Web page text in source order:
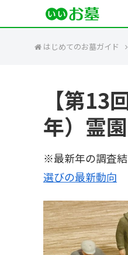
はじめてのお墓ガイド
【第
年）霊
※最新年の調査結
選びの最新動向